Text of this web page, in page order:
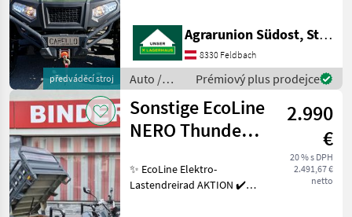
předváděcí stroj
Fahrgeschw. 45 km/h 5kW
Motorleistung AGM Blei
Akku 48 Volt Reichweite
80km L 280 cm
Agrarunion Südost, Standort Gniebing
8330 Feldbach
Auto /
Motocykle
/ Carello
Prémiový plus prodejce
Sonstige EcoLine
NERO Thunder
Lastendreirad
2.990
€
20 % s DPH
2.491,67 €
netto
✨ EcoLine Elektro-
Lastendreirad AKTION ✔️